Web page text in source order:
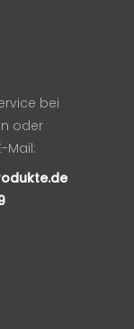
bei
oder
Mail: